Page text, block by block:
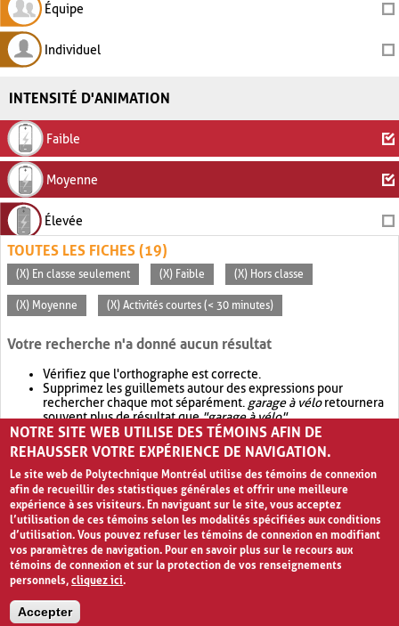
Équipe
Individuel
INTENSITÉ D'ANIMATION
Faible
Moyenne
Élevée
TOUTES LES FICHES (19)
(X) En classe seulement (X) Faible (X) Hors classe
(X) Moyenne (X) Activités courtes (< 30 minutes)
Votre recherche n'a donné aucun résultat
Vérifiez que l'orthographe est correcte.
Supprimez les guillemets autour des expressions pour
rechercher chaque mot séparément. garage à véloretournera
souvent plus de résultat que"garage à vélo".
Envisagez d'élargir votre recherche avec OR.garage OR vélo
retournera souvent plus de résultat quegarage à vélo
NOTRE SITE WEB UTILISE DES TÉMOINS AFIN DE
REHAUSSER VOTRE EXPÉRIENCE DE NAVIGATION.
Le site web de Polytechnique Montréal utilise des témoins de connexion
afin de recueillir des statistiques générales et offrir une meilleure
expérience à ses visiteurs. En naviguant sur le site, vous acceptez
l’utilisation de ces témoins selon les modalités spécifiées aux conditions
d’utilisation. Vous pouvez refuser les témoins de connexion en modifiant
vos paramètres de navigation. Pour en savoir plus sur le recours aux
témoins de connexion et sur la protection de vos renseignements
personnels,cliquez ici.
Accepter